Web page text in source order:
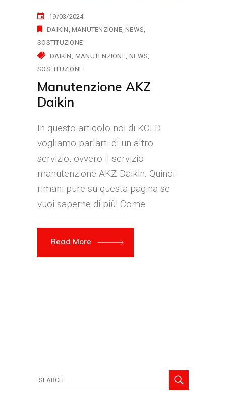
19/03/2024
DAIKIN MANUTENZIONE NEWS
SOSTITUZIONE
DAIKIN MANUTENZIONE NEWS
SOSTITUZIONE
Manutenzione AKZ
Daikin
In questo articolo noi di KOLD
vogliamo parlarti di un altro
servizio, ovvero il servizio
manutenzione AKZ Daikin. Quindi
rimani pure su questa pagina se
vuoi saperne di più! Come
Read More
for: